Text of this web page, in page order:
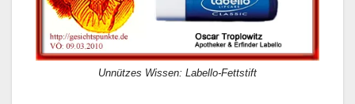
Unnützes Wissen: Labello-Fettstift